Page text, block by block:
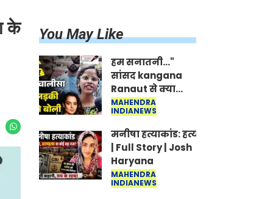
के
You May Like
हम सनातनी..."
सांसद kangana
Ranaut से क्या
बोली लड़की? Viral
Jantar-Mantar |
CJP protest
MAHENDRA
INDIANEWS
मनीषा हत्याकांड: हत्या, आत्महत्या या
| Full Story | Josh
Haryana
MAHENDRA
INDIANEWS